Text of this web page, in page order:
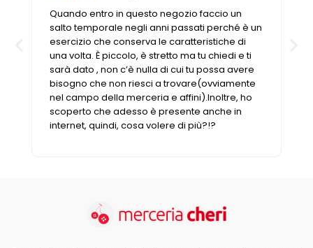
Quando entro in questo negozio faccio un
salto temporale negli anni passati perché è un
esercizio che conserva le caratteristiche di
una volta. È piccolo, è stretto ma tu chiedi e ti
sarà dato , non c’è nulla di cui tu possa avere
bisogno che non riesci a trovare(ovviamente
nel campo della merceria e affini).Inoltre, ho
scoperto che adesso è presente anche in
internet, quindi, cosa volere di più?!?